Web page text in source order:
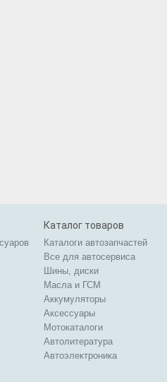
Каталог товаров
Каталоги автозапчастей
Все для автосервиса
Шины, диски
Масла и ГСМ
Аккумуляторы
Аксессуары
Мотокаталоги
Автолитература
Автоэлектроника